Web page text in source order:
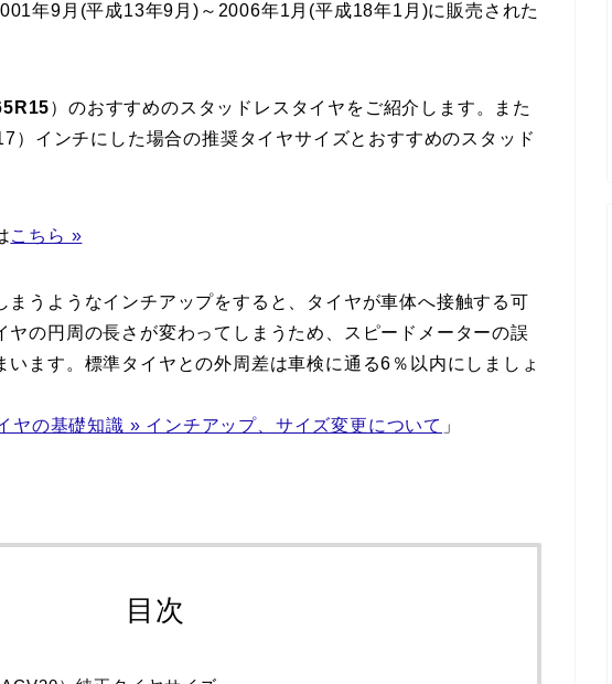
年9月(平成13年9月)～2006年1月(平成18年1月)に販売された
）のおすすめのスタッドレスタイヤをご紹介します。また
）インチにした場合の推奨タイヤサイズとおすすめのスタッド
こちら »
うようなインチアップをすると、タイヤが車体へ接触する可
ヤの円周の長さが変わってしまうため、スピードメーターの誤
います。標準タイヤとの外周差は車検に通る6％以内にしましょ
ヤの基礎知識 » インチアップ、サイズ変更について 」
目次